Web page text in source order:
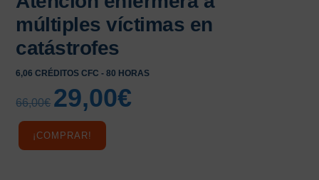
múltiples víctimas en
catástrofes
6,06 CRÉDITOS CFC - 80 HORAS
66,00€
El
precio
29,00€
¡COMPRAR!